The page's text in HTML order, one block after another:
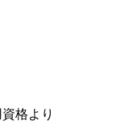
格より